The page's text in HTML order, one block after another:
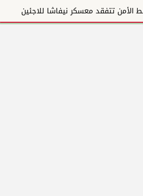
الأمن تتفقد معسكر نيفاشا للاجئين